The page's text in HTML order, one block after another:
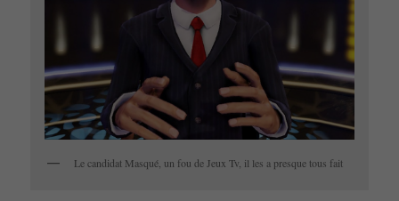
Le candidat Masqué, un fou de Jeux Tv, il les a presque tous fait